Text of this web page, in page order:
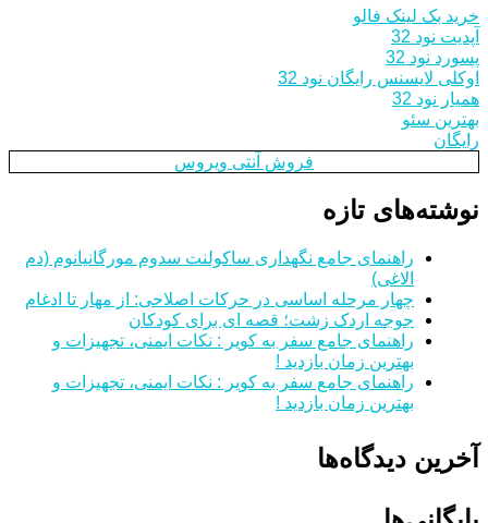
خرید بک لینک فالو
آپدیت نود 32
پسورد نود 32
اوکلی لایسنس رایگان نود 32
همیار نود 32
بهترین سئو
رایگان
فروش آنتی ویروس
نوشته‌های تازه
راهنمای جامع نگهداری ساکولنت سدوم مورگانیانوم (دم
الاغی)
چهار مرحله اساسی در حرکات اصلاحی: از مهار تا ادغام
جوجه اردک زشت؛ قصه ای برای کودکان
راهنمای جامع سفر به کویر : نکات ایمنی، تجهیزات و
بهترین زمان بازدید !
راهنمای جامع سفر به کویر : نکات ایمنی، تجهیزات و
بهترین زمان بازدید !
آخرین دیدگاه‌ها